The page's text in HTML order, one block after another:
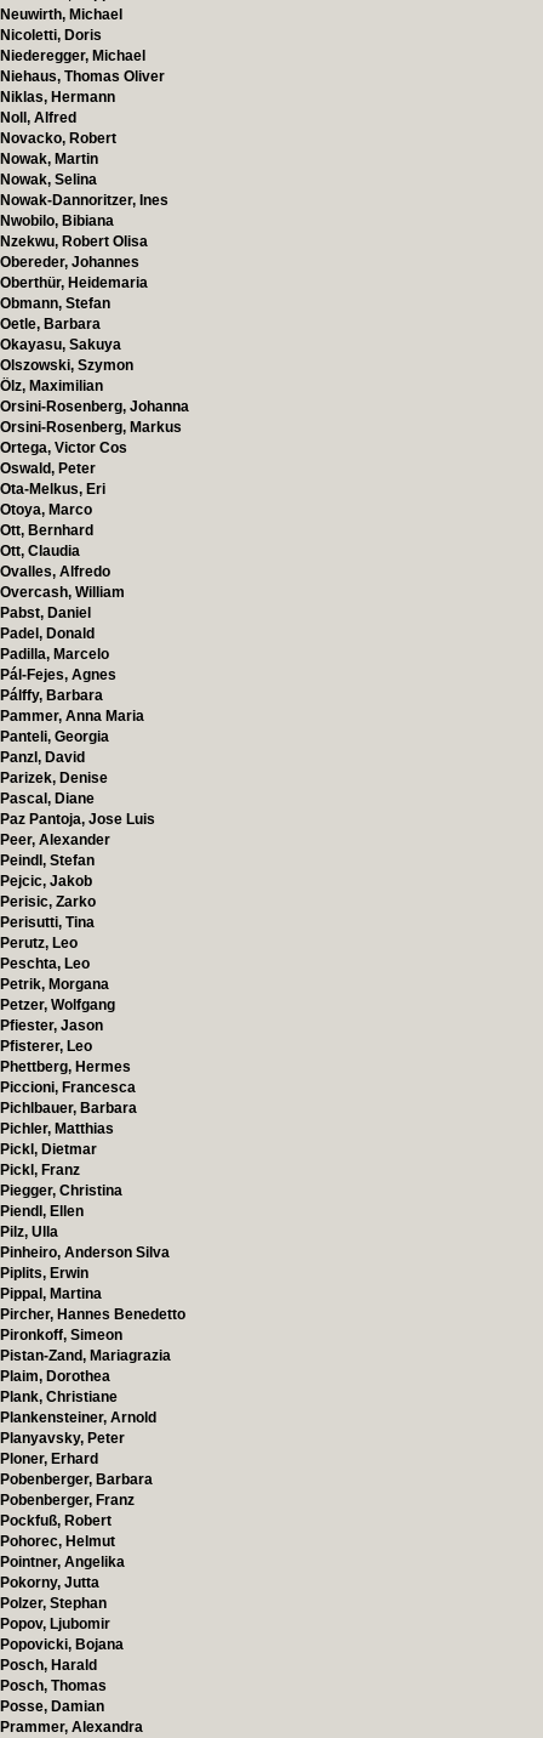
Neuwirth, Michael
Nicoletti, Doris
Niederegger, Michael
Niehaus, Thomas Oliver
Niklas, Hermann
Noll, Alfred
Novacko, Robert
Nowak, Martin
Nowak, Selina
Nowak-Dannoritzer, Ines
Nwobilo, Bibiana
Nzekwu, Robert Olisa
Obereder, Johannes
Oberthür, Heidemaria
Obmann, Stefan
Oetle, Barbara
Okayasu, Sakuya
Olszowski, Szymon
Ölz, Maximilian
Orsini-Rosenberg, Johanna
Orsini-Rosenberg, Markus
Ortega, Victor Cos
Oswald, Peter
Ota-Melkus, Eri
Otoya, Marco
Ott, Bernhard
Ott, Claudia
Ovalles, Alfredo
Overcash, William
Pabst, Daniel
Padel, Donald
Padilla, Marcelo
Pál-Fejes, Agnes
Pálffy, Barbara
Pammer, Anna Maria
Panteli, Georgia
Panzl, David
Parizek, Denise
Pascal, Diane
Paz Pantoja, Jose Luis
Peer, Alexander
Peindl, Stefan
Pejcic, Jakob
Perisic, Zarko
Perisutti, Tina
Perutz, Leo
Peschta, Leo
Petrik, Morgana
Petzer, Wolfgang
Pfiester, Jason
Pfisterer, Leo
Phettberg, Hermes
Piccioni, Francesca
Pichlbauer, Barbara
Pichler, Matthias
Pickl, Dietmar
Pickl, Franz
Piegger, Christina
Piendl, Ellen
Pilz, Ulla
Pinheiro, Anderson Silva
Piplits, Erwin
Pippal, Martina
Pircher, Hannes Benedetto
Pironkoff, Simeon
Pistan-Zand, Mariagrazia
Plaim, Dorothea
Plank, Christiane
Plankensteiner, Arnold
Planyavsky, Peter
Ploner, Erhard
Pobenberger, Barbara
Pobenberger, Franz
Pockfuß, Robert
Pohorec, Helmut
Pointner, Angelika
Pokorny, Jutta
Polzer, Stephan
Popov, Ljubomir
Popovicki, Bojana
Posch, Harald
Posch, Thomas
Posse, Damian
Prammer, Alexandra